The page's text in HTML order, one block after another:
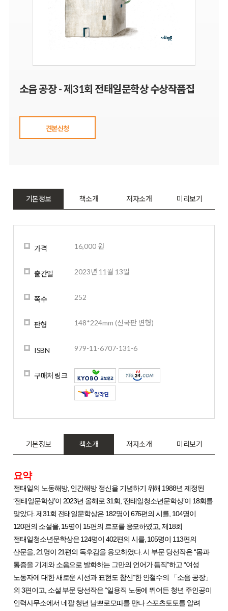
소음 공장 - 제31회 전태일문학상 수상작품집
견본신청
기본정보 책소개 저자소개 미리보기
가격 16,000 원
출간일 2023년 11월 13일
쪽수 252
판형 148*224mm (신국판 변형)
ISBN 979-11-6707-131-6
구매처 링크
기본정보 책소개 저자소개 미리보기
요약
전태일의 노동해방, 인간해방 정신을 기념하기 위해 1988년 제정된
‘전태일문학상’이 2023년 올해로 31 회 , ‘전태일청소년문학상’이 18회를
맞았다. 제 31 회 전태일문학상은 182명이 676편의 시를 , 104명이
120편의 소설을, 15명이 15편의 르포를 응모하였고 ,제 18회
전태일청소년문학상은 124명이402편의 시를, 105명이 113편의
산문을, 21 명이 21편의 독후감을 응모하였다.시 부문 당선작은 “몸과
통증을 기계와 소음으로 발화하는 그만의 언어가 듬직”하고“여성
노동자에 대한 새로운 시선과 표현도 참신 ”한 안철수의 「 소음 공장」
외3편이고 소설 부문 당선작은 “일용직 노동에 뛰어든 청년 주인공이
인력사무소에서 네팔 청년 남쁘로모따를 만나 스포츠토토를 알려